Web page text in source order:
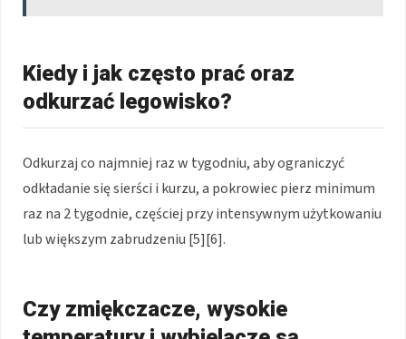
Kiedy i jak często prać oraz
odkurzać legowisko?
Odkurzaj co najmniej raz w tygodniu, aby ograniczyć
odkładanie się sierści i kurzu, a pokrowiec pierz minimum
raz na 2 tygodnie, częściej przy intensywnym użytkowaniu
lub większym zabrudzeniu [5][6].
Czy zmiękczacze, wysokie